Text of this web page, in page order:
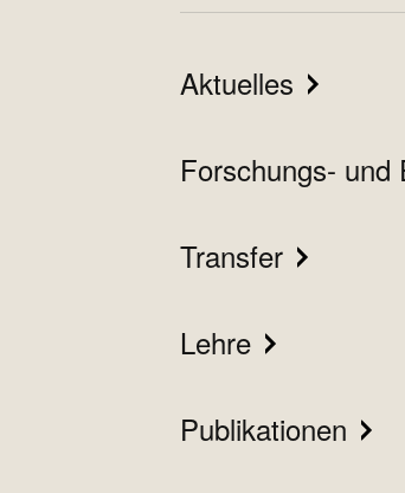
Aktuelles
Forschungs- und
Transfer
Lehre
Publikationen